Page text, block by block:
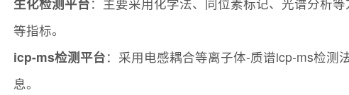
等指标。
icp-ms检测平台：采用电感耦合等离子体-质谱icp-ms检
息。